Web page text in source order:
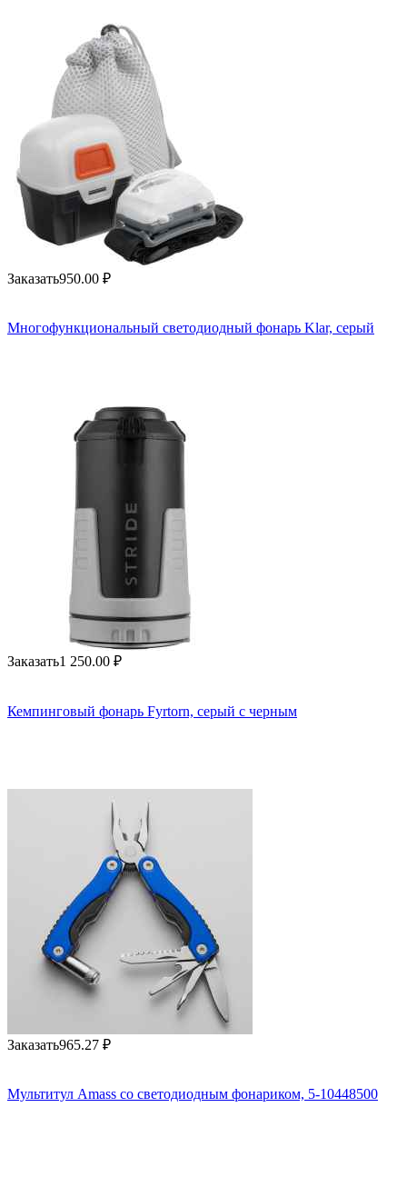
Заказать950.00 ₽
Многофункциональный светодиодный фонарь Klar, серый
Заказать1 250.00 ₽
Кемпинговый фонарь Fyrtorn, серый с черным
Заказать965.27 ₽
Мультитул Amass со светодиодным фонариком, 5-10448500